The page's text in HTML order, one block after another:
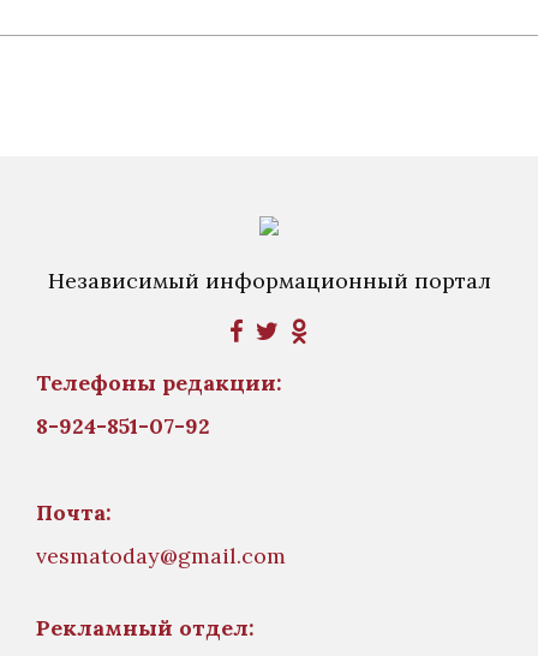
Независимый информационный портал
Телефоны редакции:
8-924-851-07-92
Почта:
vesmatoday@gmail.com
Рекламный отдел: